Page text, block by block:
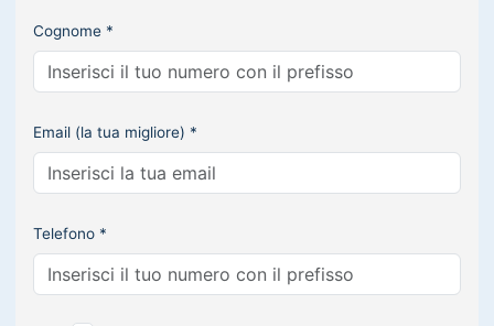
Cognome *
Email (la tua migliore) *
Telefono *